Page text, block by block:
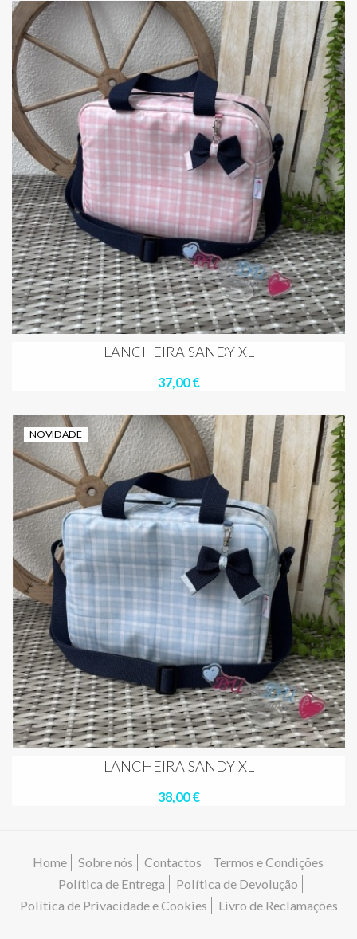
LANCHEIRA SANDY XL
37,00 €
NOVIDADE
LANCHEIRA SANDY XL
38,00 €
Home Sobre nós Contactos
Termos e Condições
Política de Entrega
Política de Devolução
Política de Privacidade e Cookies
Livro de Reclamações